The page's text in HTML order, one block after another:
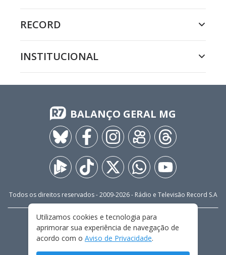
RECORD
INSTITUCIONAL
BALANÇO GERAL MG
Todos os direitos reservados - 2009-2026- Rádio e Televisão Record S.A
FALE CONOSCO
PRIVACIDADE
TERMOS E CONDIÇÕES DE USO
Utilizamos cookies e tecnologia para
aprimorar sua experiência de navegação de
acordo com o Aviso de Privacidade.